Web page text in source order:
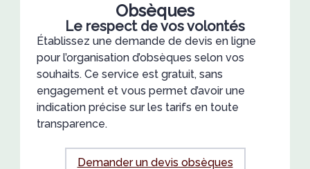
Obsèques
Le respect de vos volontés
Établissez une demande de devis en ligne
pour l’organisation d’obsèques selon vos
souhaits. Ce service est gratuit, sans
engagement et vous permet d’avoir une
indication précise sur les tarifs en toute
transparence.
Demander un devis obsèques